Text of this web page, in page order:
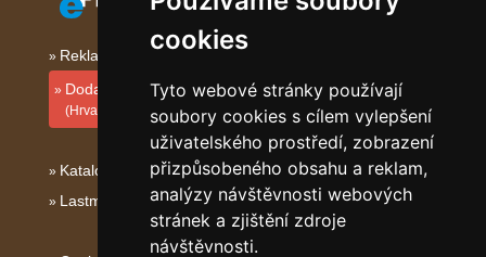
cookies
Tyto webové stránky používají
soubory cookies s cílem vylepšení
uživatelského prostředí, zobrazení
přizpůsobeného obsahu a reklam,
analýzy návštěvnosti webových
stránek a zjištění zdroje
návštěvnosti.
Reklama na tomto serveru
Dodati smještajni objekt
(Hrvatski)
Katalog ubytování Kvarner
Lastminute Kvarner